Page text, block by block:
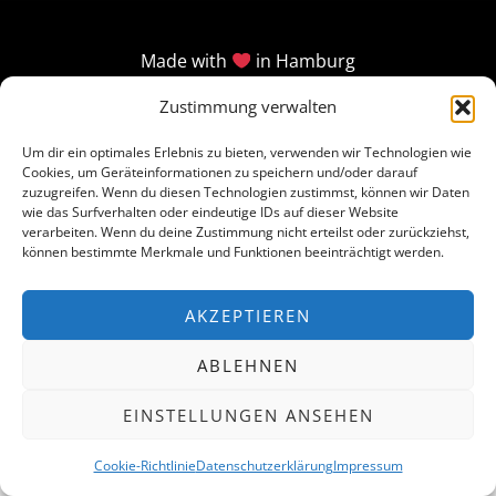
Zustimmung verwalten
Um dir ein optimales Erlebnis zu bieten, verwenden wir Technologien wie
Cookies, um Geräteinformationen zu speichern und/oder darauf
zuzugreifen. Wenn du diesen Technologien zustimmst, können wir Daten
wie das Surfverhalten oder eindeutige IDs auf dieser Website
verarbeiten. Wenn du deine Zustimmung nicht erteilst oder zurückziehst,
können bestimmte Merkmale und Funktionen beeinträchtigt werden.
AKZEPTIEREN
ABLEHNEN
EINSTELLUNGEN ANSEHEN
Cookie-RichtlinieDatenschutzerklärungImpressum
Made with in Hamburg